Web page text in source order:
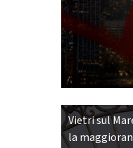
Vietri sul
la